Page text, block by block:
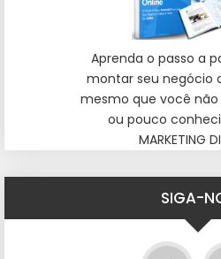
Aprenda o passo a
montar seu negócio
mesmo que você
ou pouco
MARKETING
SIGA-